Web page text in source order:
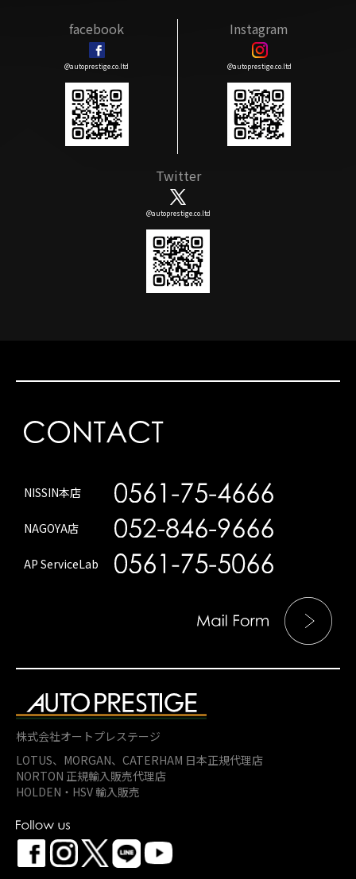
facebook
@autoprestige.co.ltd
Instagram
@autoprestige.co.ltd
Twitter
@autoprestige.co.ltd
NISSIN本店
NAGOYA店
AP ServiceLab
株式会社オートプレステージ
LOTUS、MORGAN、 CATERHAM 日本正規代理店
NORTON 正規輸入販売代理店
HOLDEN・HSV 輸入販売